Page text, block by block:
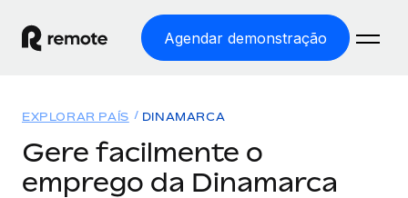
Agendar demonstração
EMPREGO GLOBAL
Soluções
EXPLORAR PAÍS DINAMARCA
Gere facilmente o
emprego da Dinamarca